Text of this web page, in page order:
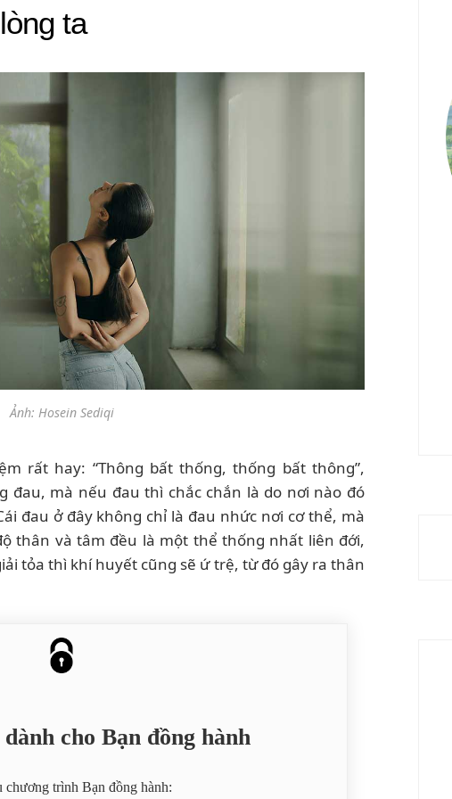
ta
Ảnh: Hosein Sediqi
rất hay: “Thông bất thống, thống bất thông”,
đau, mà nếu đau thì chắc chắn là do nơi nào đó
đau ở đây không chỉ là đau nhức nơi cơ thể, mà
thân và tâm đều là một thể thống nhất liên đới,
tỏa thì khí huyết cũng sẽ ứ trệ, từ đó gây ra thân
cho Bạn đồng hành
chương trình Bạn đồng hành: